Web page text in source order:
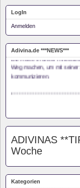
LogIn
Anmelden
Adivina.de ***NEWS***
Die Reise in unser
Weg machen, um mit
kommunizieren.
ADIVINAS
Woche
Kategorien